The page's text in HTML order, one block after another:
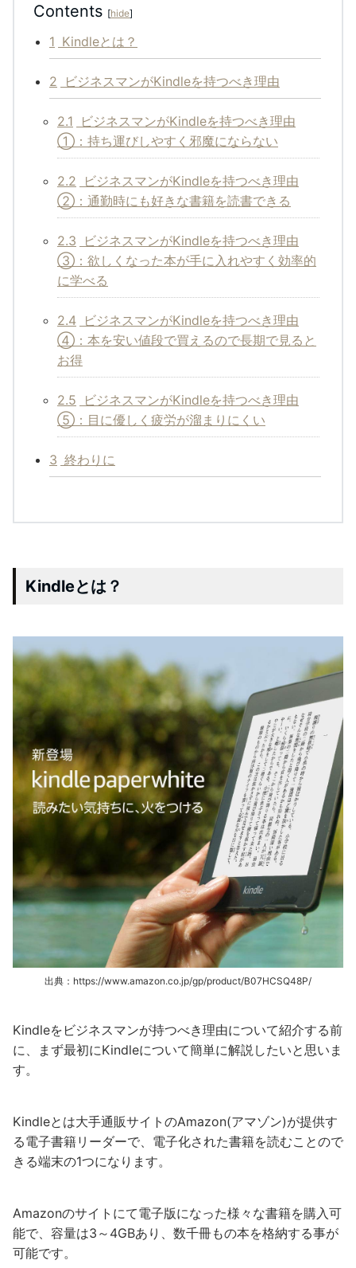
Contents [hide]
1 Kindleとは？
2 ビジネスマンがKindleを持つべき理由
2.1
ビジネスマンがKindleを持つべき理由
①：持ち運びしやすく邪魔にならない
2.2
ビジネスマンがKindleを持つべき理由
②：通勤時にも好きな書籍を読書できる
2.3
ビジネスマンがKindleを持つべき理由
③：欲しくなった本が手に入れやすく効率的
に学べる
2.4 ビジネスマンがKindleを持つべき理由
④：本を安い値段で買えるので長期で見ると
お得
2.5
ビジネスマンがKindleを持つべき理由
⑤：目に優しく疲労が溜まりにくい
3 終わりに
Kindleとは？
出典：https://www.amazon.co.jp/gp/product/B07HCSQ48P/
Kindleをビジネスマンが持つべき理由について紹介する前
に、まず最初にKindleについて簡単に解説したいと思いま
す。
Kindleとは大手通販サイトのAmazon(アマゾン)が提供す
る電子書籍リーダーで、電子化された書籍を読むことので
きる端末の1つになります。
Amazonのサイトにて電子版になった様々な書籍を購入可
能で、容量は3～4GBあり、数千冊もの本を格納する事が
可能です。